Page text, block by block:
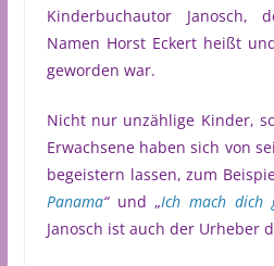
Kinderbuchautor Janosch,
Namen Horst Eckert heißt
geworden war.
Nicht nur unzählige Kinder,
Erwachsene haben sich von
begeistern lassen, zum
Panama“und „Ich mach dich
Janosch ist auch der Urheber